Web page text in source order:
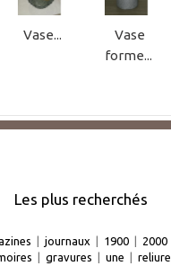
Vase...
Vase
forme...
Les plus recherchés
journaux 1900 2000
gravures une reliure